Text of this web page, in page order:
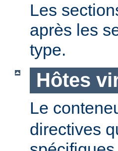
Les
après les
type.
Hôtes
Le
directives